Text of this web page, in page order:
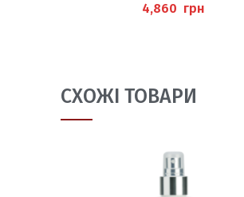
грн
СХОЖІ ТОВАРИ